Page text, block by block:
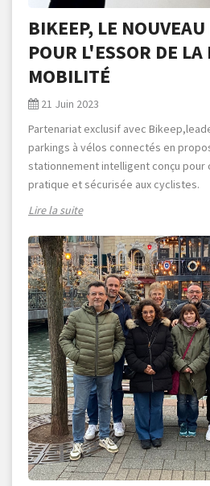
BIKEEP, LE
POUR L'ESSOR DE LA
MOBILITÉ
21 Juin 2023
Partenariat exclusif avec
parkings à vélos connectés en
stationnement intelligent conçu pour
pratique et sécurisée aux cyclistes.
Lire la suite